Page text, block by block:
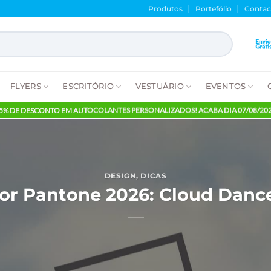
Produtos
DESIGN,DICAS
Cor Pantone 2026: Cloud